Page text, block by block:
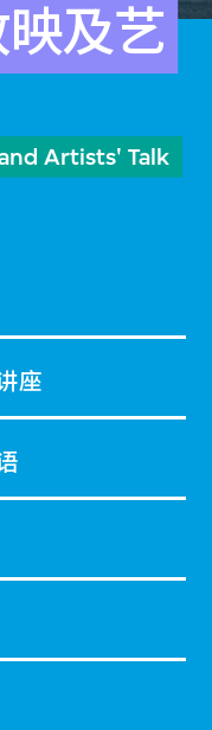
及艺
Artists' Talk
座